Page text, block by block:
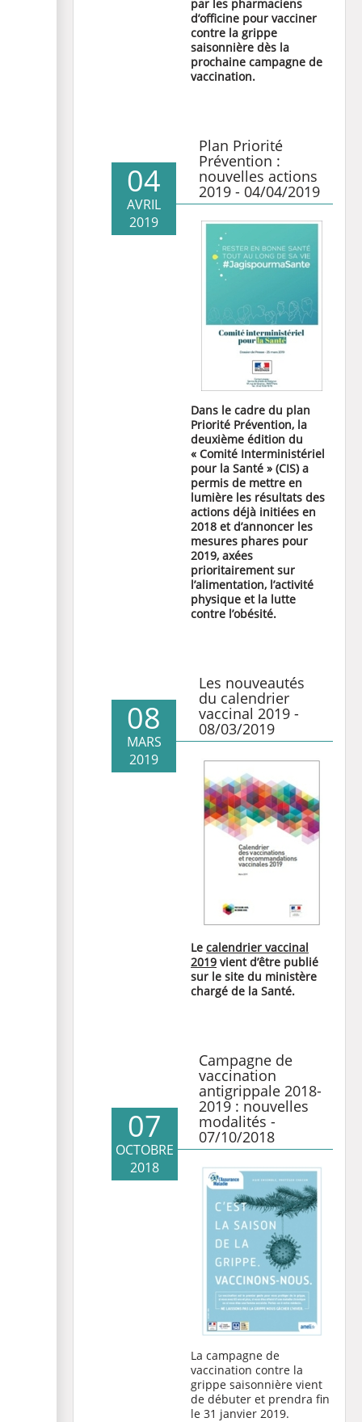
par les pharmaciens
d’officine pour vacciner
contre la grippe
saisonnière dès la
prochaine campagne de
vaccination.
Plan Priorité
Prévention :
nouvelles actions
2019 - 04/04/2019
04
AVRIL
2019
Dans le cadre du plan
Priorité Prévention, la
deuxième édition du
« Comité Interministériel
pour la Santé » (CIS) a
permis de mettre en
lumière les résultats des
actions déjà initiées en
2018 et d’annoncer les
mesures phares pour
2019, axées
prioritairement sur
l’alimentation, l’activité
physique et la lutte
contre l’obésité.
Les nouveautés
du calendrier
vaccinal 2019 -
08/03/2019
08
MARS
2019
Le calendrier vaccinal
2019 vient d’être publié
sur le site du ministère
chargé de la Santé.
Campagne de
vaccination
antigrippale 2018-
2019 : nouvelles
modalités -
07/10/2018
07
OCTOBRE
2018
La campagne de
vaccination contre la
grippe saisonnière vient
de débuter et prendra fin
le 31 janvier 2019.